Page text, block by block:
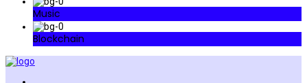
Music
Blockchain